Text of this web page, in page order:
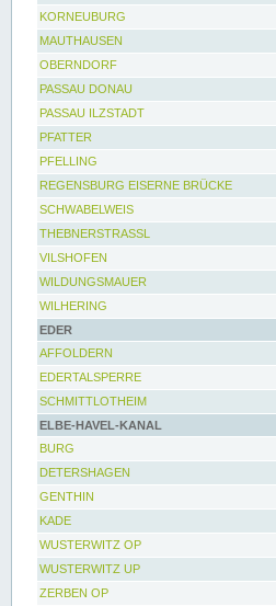
KORNEUBURG
MAUTHAUSEN
OBERNDORF
PASSAU DONAU
PASSAU ILZSTADT
PFATTER
PFELLING
REGENSBURG EISERNE BRÜCKE
SCHWABELWEIS
THEBNERSTRASSL
VILSHOFEN
WILDUNGSMAUER
WILHERING
EDER
AFFOLDERN
EDERTALSPERRE
SCHMITTLOTHEIM
ELBE-HAVEL-KANAL
BURG
DETERSHAGEN
GENTHIN
KADE
WUSTERWITZ OP
WUSTERWITZ UP
ZERBEN OP